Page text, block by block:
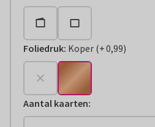
Foliedruk: Koper (
+€ 0,99
+0,99)
Aantal kaarten: